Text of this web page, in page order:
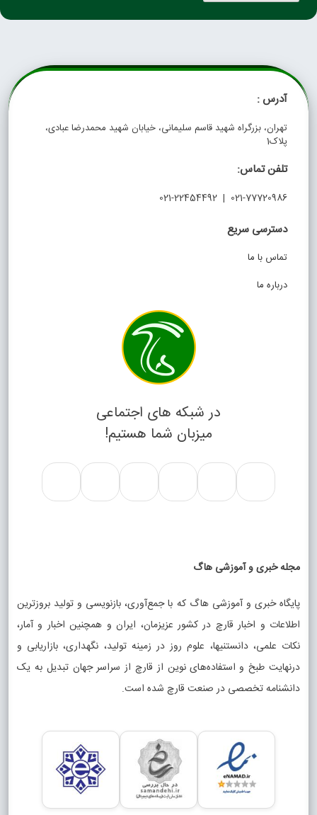
آدرس :
تهران، بزرگراه شهید قاسم سلیمانی، خیابان شهید محمدرضا عبادی،
پلاک1
تلفن تماس:
021-77720986 | 021-22454492
دسترسی سریع
تماس با ما
درباره ما
در شبکه های اجتماعی
میزبان شما هستیم!
مجله خبری و آموزشی هاگ
پایگاه خبری و آموزشی هاگ که با جمع‌آوری، بازنویسی و تولید بروزترین
اطلاعات و اخبار قارچ در کشور عزیزمان، ایران و همچنین اخبار و آمار،
نکات علمی، دانستنیها، علوم روز در زمینه تولید، نگهداری، بازاریابی و
درنهایت طبخ و استفاده‌های نوین از قارچ از سراسر جهان تبدیل به یک
دانشنامه تخصصی در صنعت قارچ شده است.